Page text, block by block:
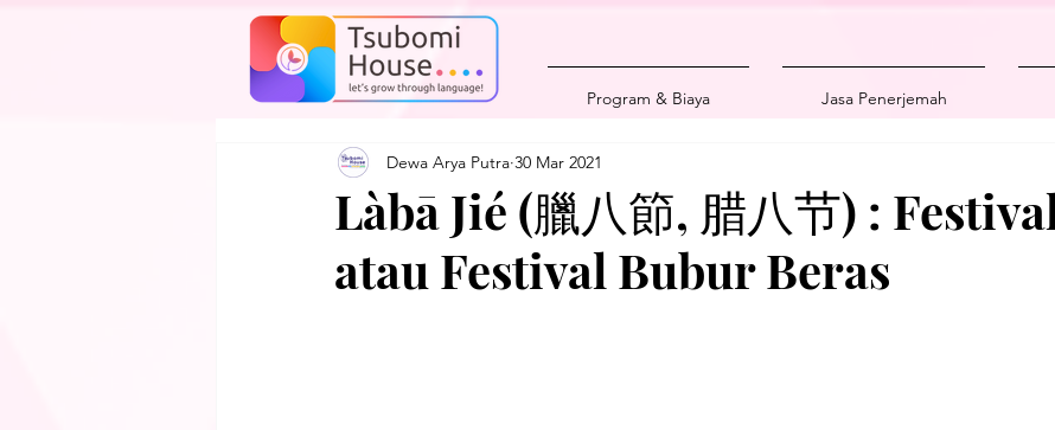
Program & Biaya Jasa Penerjemah
Làbā Jié (臘八節, 腊八节) :
atau Festival Bubur Beras
Dewa Arya Putra 30 Mar 2021